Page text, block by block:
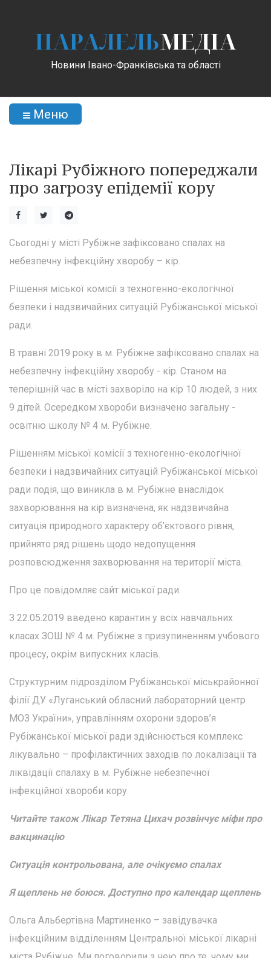
ПАРАЛЕЛЬМЕДІА
Новини Івано-Франківська та області
Меню
Лікарі Рубіжного попереджали
про загрозу епідемії кору
Сьогодні у місті Рубіжне зафіксовано спалах на
небезпечну інфекційну хворобу – кір.
Рішення міської комісії з техногенно-екологічної
безпеки і надзвичайних ситуацій Рубіжанської міської
ради.
В травні 2019 року в м. Рубіжне зафіксовано спалах на
небезпечну інфекційну хворобу - кір. Станом на
теперішній час в місті захворіло на кір 10 людей, з них
9 дітей. Осередком хвороби визначено загальну -
освітню школу № 4 м. Рубіжне.
Рішенням міської комісії з техногенно-екологічної
безпеки і надзвичайних ситуацій Рубіжанської міської
ради подія, що виникла в м. Рубіжне внаслідок
захворювання на кір визначена, як надзвичайна
ситуація природного характеру об’єктового рівня,
прийнято ряд рішень щодо недопущення
розповсюдження захворювання на території міста.
Про це повідомляє сайт міської ради.
З 22.05.2019 введено карантин у всіх навчальних
класах ЗОШ № 4 м. Рубіжне з призупиненням учбового
процесу, окрім випускних класів.
Структурним підрозділом Рубіжанської міськрайонної
філії ДУ «Луганський обласний лабораторний центр
МОЗ України», управлінням охорони здоров’я
Рубіжанської міської ради здійснюється комплекс
лікувально – профілактичних заходів по локалізації та
ліквідації спалаху в м. Рубіжне небезпечної
інфекційної хвороби кору.
Читайте також Лікар Тетяна Цихач розвінчує міфи про
вакцинацію
Ситуація контрольована, але очікуємо спалах
Я щеплень не боюся. Доступно про календар щеплень
Ольга Альбертівна Мартиненко – завідувачка
інфекційним відділенням Центральної міської лікарні